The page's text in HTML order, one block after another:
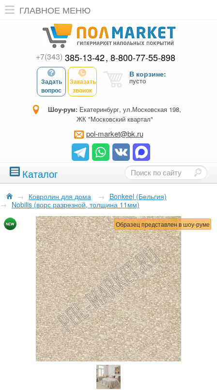
ГЛАВНОЕ МЕНЮ
+7(343) 385-13-42 8-800-77-55-898
Задать
вопрос
Заказать
звонок
В корзине:
пусто
Шоу-рум: Екатеринбург, ул.Московская 198,
ЖК "Московский квартал"
pol-market@bk.ru
Каталог
→ Ковролин для дома → Bonkeel (Бельгия)
→ Nobilis (ворс разрезной, толщина 11мм)
Образец представлен в шоу-руме